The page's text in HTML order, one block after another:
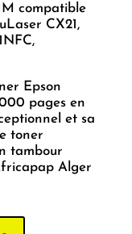
compatible
CX21,
Epson
pages en
et sa
toner
tambour
Alger